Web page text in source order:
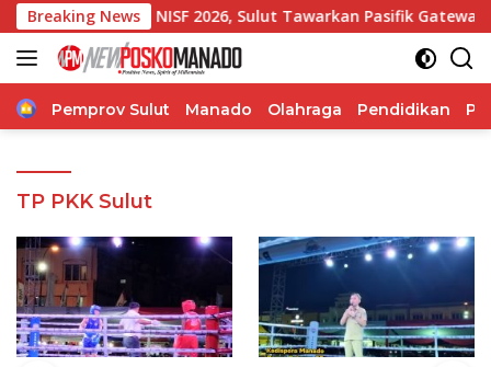
Langsung
ke
konten
Breaking News
di NISF 2026, Sulut Tawarkan Pasifik Gateway dan
Home
Pemprov Sulut Manado Olahraga Pendidikan
TP PKK Sulut